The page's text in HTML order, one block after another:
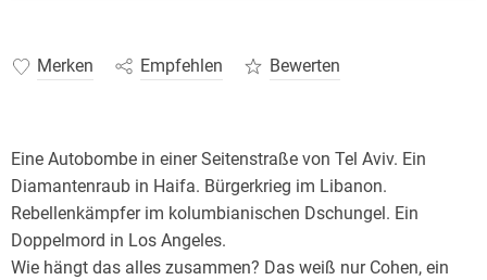
Merken Empfehlen Bewerten
Eine Autobombe in einer Seitenstraße von Tel Aviv. Ein
Diamantenraub in Haifa. Bürgerkrieg im Libanon.
Rebellenkämpfer im kolumbianischen Dschungel. Ein
Doppelmord in Los Angeles.
Wie hängt das alles zusammen? Das weiß nur Cohen, ein